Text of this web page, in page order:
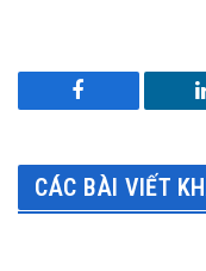
Facebook
CÁC BÀI VIẾT